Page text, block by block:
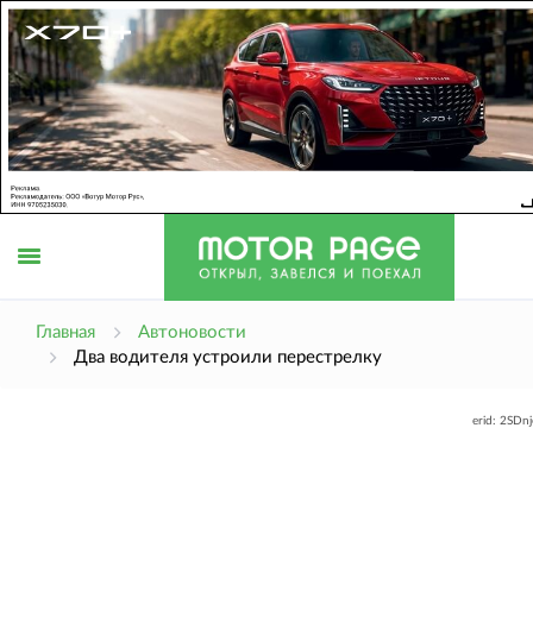
Главная
Автоновости
Два водителя устроили перестрелку
erid: